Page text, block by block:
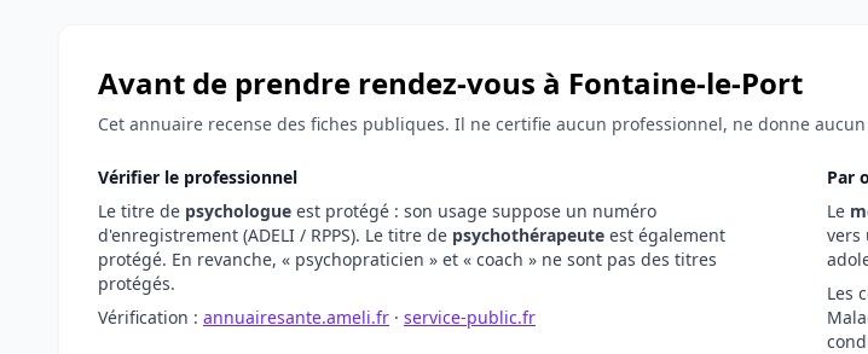
Avant de prendre rendez-vous à Fontaine-le-Port
Cet annuaire recense des fiches publiques. Il ne certifie aucun professionnel, ne donne
Vérifier le professionnel
Le titre de psychologue est protégé : son usage suppose un numéro
d'enregistrement (ADELI / RPPS). Le titre de psychothérapeute est également
protégé. En revanche, « psychopraticien » et « coach » ne sont pas des titres
protégés.
Vérification : annuairesante.ameli.fr · service-public.fr
Par
Le
vers
Les